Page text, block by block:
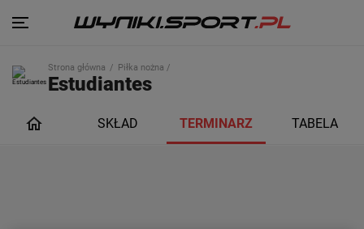
Strona główna Piłka nożna /
Estudiantes
SKŁAD TERMINARZ TABELA